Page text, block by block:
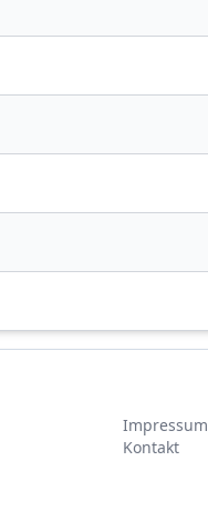
Impressum
Kontakt